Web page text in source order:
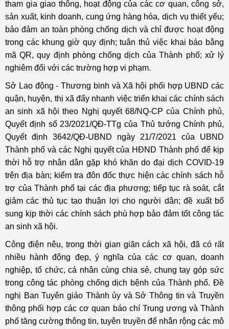
tham gia giao thông, hoạt động của các cơ quan, công sở,
sản xuất, kinh doanh, cung ứng hàng hóa, dịch vụ thiết yếu;
bảo đảm an toàn phòng chống dịch và chỉ được hoạt động
trong các khung giờ quy định; tuân thủ việc khai báo bằng
mã QR, quy định phòng chống dịch của Thành phố; xử lý
nghiêm đối với các trường hợp vi phạm.
Sở Lao động - Thương binh và Xã hội phối hợp UBND các
quận, huyện, thị xã đẩy nhanh việc triển khai các chính sách
an sinh xã hội theo Nghị quyết 68/NQ-CP của Chính phủ,
Quyết định số 23/2021/QĐ-TTg của Thủ tướng Chính phủ,
Quyết định 3642/QĐ-UBND ngày 21/7/2021 của UBND
Thành phố và các Nghị quyết của HĐND Thành phố để kịp
thời hỗ trợ nhân dân gặp khó khăn do đại dịch COVID-19
trên địa bàn; kiểm tra đôn đốc thực hiện các chính sách hỗ
trợ của Thành phố tại các địa phương; tiếp tục rà soát, cắt
giảm các thủ tục tạo thuận lợi cho người dân; đề xuất bổ
sung kịp thời các chính sách phù hợp bảo đảm tốt công tác
an sinh xã hội.
Công điện nêu, trong thời gian giãn cách xã hội, đã có rất
nhiều hành động đẹp, ý nghĩa của các cơ quan, doanh
nghiệp, tổ chức, cá nhân cùng chia sẻ, chung tay góp sức
trong công tác phòng chống dịch bệnh của Thành phố. Đề
nghị Ban Tuyên giáo Thành ủy và Sở Thông tin và Truyền
thông phối hợp các cơ quan báo chí Trung ương và Thành
phố tăng cường thông tin, tuyên truyền để nhân rộng các mô